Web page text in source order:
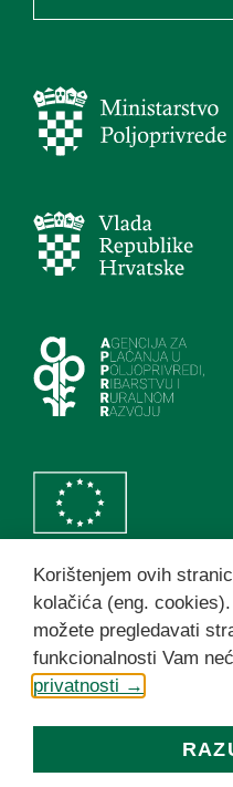
Politika zaštite
ⒸHDIT
Korištenjem ovih
kolačića (eng.
možete pregledavati
funkcionalnosti Vam
privatnosti →